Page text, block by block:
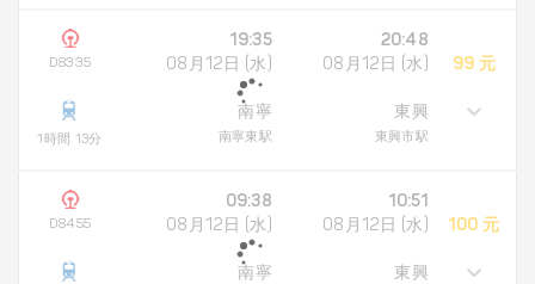
D8335
1時間 13分
19:35
08月12日 (水)
南寧
南寧東駅
20:48
08月12日 (水)
東興
東興市駅
99 元
D8455
09:38
08月12日 (水)
南寧
10:51
08月12日 (水)
東興
100 元